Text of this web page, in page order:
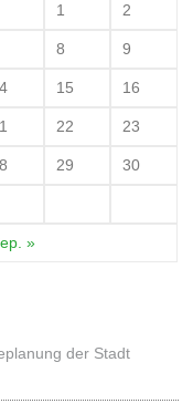
1 2
8 9
15 16
22 23
29 30
»
der Stadt